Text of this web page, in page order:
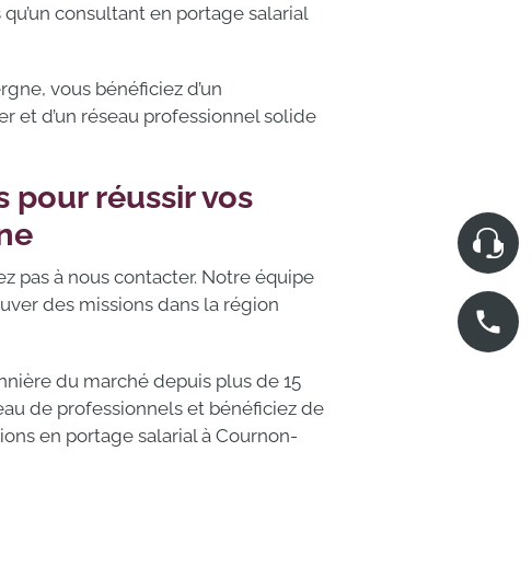
consultant en portage salarial
vous bénéficiez d’un
et d’un réseau professionnel solide
pour réussir vos
pas à nous contacter. Notre équipe
des missions dans la région
du marché depuis plus de 15
de professionnels et bénéficiez de
en portage salarial à Cournon-